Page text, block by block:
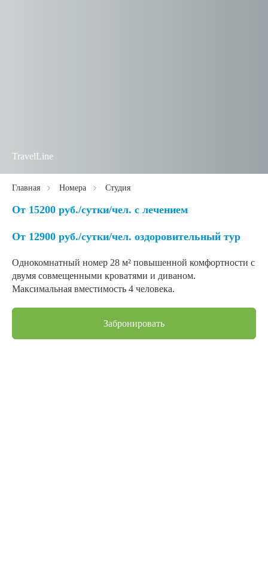
TravelLine
Главная Номера Студия
От 15200 руб./сутки/чел. с лечением
От 12900 руб./сутки/чел. оздоровительный тур
Однокомнатный номер 28 м² повышенной комфортности с
двумя совмещенными кроватями и диваном.
Максимальная вместимость 4 человека.
Забронировать